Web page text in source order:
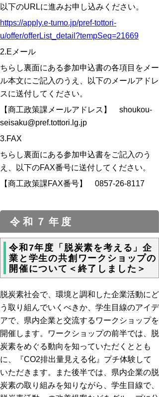
以下のURLに進みお申し込みください。
https://apply.e-tumo.jp/pref-tottori-
u/offer/offerList_detail?tempSeq=21669
2.Eメール
ちらし裏面にある参加申込書の各項目をメー
ル本文にご記入のうえ、以下のメールアドレ
スに送付してください。
【商工政策課メールアドレス】 shoukou-
seisaku@pref.tottori.lg.jp
3.FAX
ちらし裏面にある参加申込書をご記入のう
え、以下のFAX番号に送付してください。
【商工政策課FAX番号】 0857-26-8117
令和７年度
令和7年度「脱炭素を考える」企
業と学生の共創ワークショップの
開催について＜終了しました＞
脱炭素社会で、環境と調和した企業活動にど
う取り組んでいくべきか、学生目線のアイデ
アで、県内企業と交流するワークショップを
開催します。ワークショップの前半では、脱
炭素をめぐる動向を知っていただくととも
に、『CO2排出量見える化』プチ体験して
いただきます。また後半では、県内企業の脱
炭素の取り組みを知りながら、学生目線で、